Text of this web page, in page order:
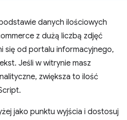
danych ilościowych
z dużą liczbą zdjęć
się od portalu informacyjnego,
Jeśli w witrynie masz
zwiększa to ilość
jako punktu wyjścia i dostosuj